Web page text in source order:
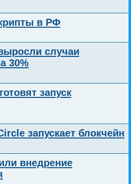
в РФ
случаи
30%
запуск
запускает блокчейн
внедрение